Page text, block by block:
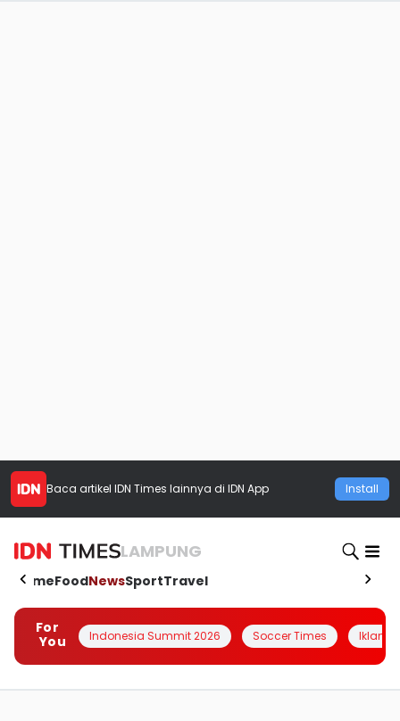
Baca artikel IDN Times lainnya di IDN App Install
LAMPUNG
HomeFoodNewsSportTravel
For
You
Indonesia Summit 2026 Soccer Times Iklanin